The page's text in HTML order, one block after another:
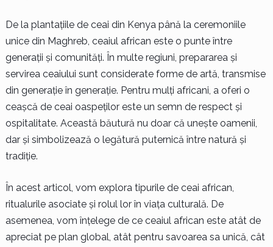
De la plantațiile de ceai din Kenya până la ceremoniile
unice din Maghreb, ceaiul african este o punte între
generații și comunități. În multe regiuni, prepararea și
servirea ceaiului sunt considerate forme de artă, transmise
din generație în generație. Pentru mulți africani, a oferi o
ceașcă de ceai oaspeților este un semn de respect și
ospitalitate. Această băutură nu doar că unește oamenii,
dar și simbolizează o legătură puternică între natură și
tradiție.
În acest articol, vom explora tipurile de ceai african,
ritualurile asociate și rolul lor în viața culturală. De
asemenea, vom înțelege de ce ceaiul african este atât de
apreciat pe plan global, atât pentru savoarea sa unică, cât